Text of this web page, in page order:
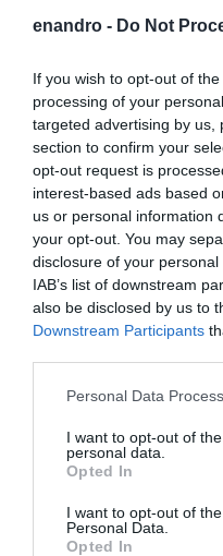
enandro - Do Not
If you wish to opt-out of
processing of your
targeted advertising by us,
section to confirm your
opt-out request is
interest-based ads based
us or personal information
your opt-out. You may
disclosure of your
IAB’s list of downstream
also be disclosed by us to
Downstream Participants
Please note that this
not limited to your visit or
grant or deny consent to
use your data for below
consent section.
Personal Data
I want to opt-out of
personal data.
Opted In
I want to opt-out of
Personal Data.
Opted In